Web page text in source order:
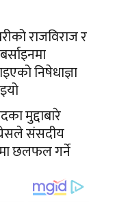
राजविराज र
निषेधाज्ञा
मुद्दाबारे
संसदीय
छलफल गर्ने